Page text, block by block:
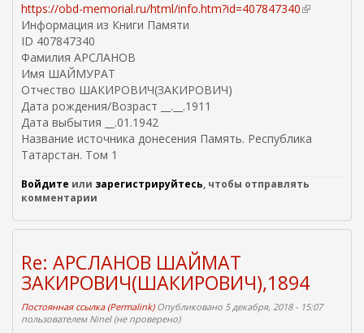
https://obd-memorial.ru/html/info.htm?id=407847340(
с
л
а
Информация из Книги Памяти
ID 407847340
Фамилия АРСЛАНОВ
Имя ШАЙМУРАТ
Отчество ШАКИРОВИЧ(ЗАКИРОВИЧ)
Дата рождения/Возраст __.__.1911
Дата выбытия __.01.1942
Название источника донесения Память. Республика
Татарстан. Том 1
Войдите или зарегистрируйтесь, чтобы отправлять
комментарии
Re: АРСЛАНОВ ШАЙМАТ
ЗАКИРОВИЧ(ШАКИРОВИЧ),1894
Постоянная ссылка (Permalink)Опубликовано 5 декабря, 2018 - 15:07
пользователем Ninel (не проверено)